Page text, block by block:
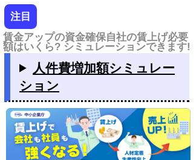
注目
賃金アップの資金確保自社の賃上げ必要
額はいくら? シミュレーションできます!
人件費増加額シミュレー
ション